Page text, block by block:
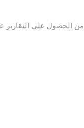
الحصول على